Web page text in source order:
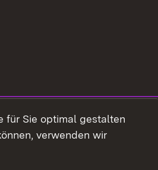
für Sie optimal gestalten
verwenden wir